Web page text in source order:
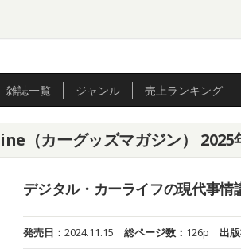
雑誌一覧 ジャンル 売上ランキング
（カーグッズマガジン） 2025
デジタル・カーライフの現代事情
発売日：2024.11.15 総ページ数： 126p 出版